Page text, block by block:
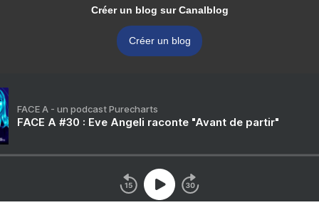
Créer un blog sur Canalblog
Créer un blog
FACE A - un podcast Purecharts
FACE A #30 : Eve Angeli raconte "Avant de partir"